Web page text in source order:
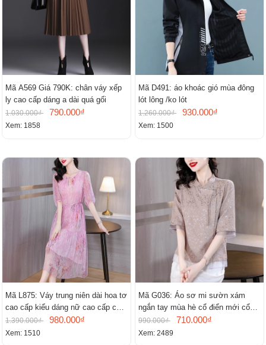
Mã A569 Giá 790K: chân váy xếp
ly cao cấp dáng a dài quá gối
1.030.000₫ 790.000₫
Xem: 1858
Mã D491: áo khoác gió mùa đông
lót lông /ko lót
1.260.000₫ 930.000₫
Xem: 1500
Mã L875: Váy trung niên dài hoa tơ
cao cấp kiểu dáng nữ cao cấp cao
cấp thần
1.390.000₫ 980.000₫
Xem: 1510
Mã G036: Áo sơ mi sườn xám
ngắn tay mùa hè cổ điển mới cổ
đứng
990.000₫ 710.000₫
Xem: 2489